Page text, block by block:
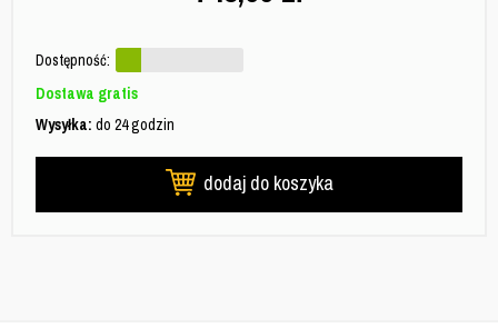
Dostępność:
Dostawa gratis
Wysyłka: do 24 godzin
dodaj do koszyka